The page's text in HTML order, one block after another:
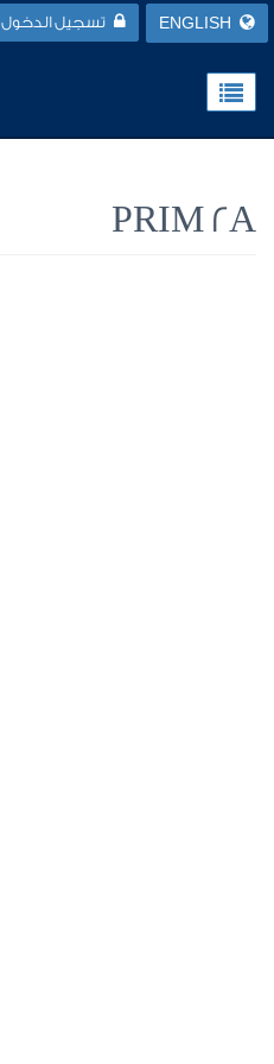
ENGLISH تسجيل الدخول
PRIM 2A